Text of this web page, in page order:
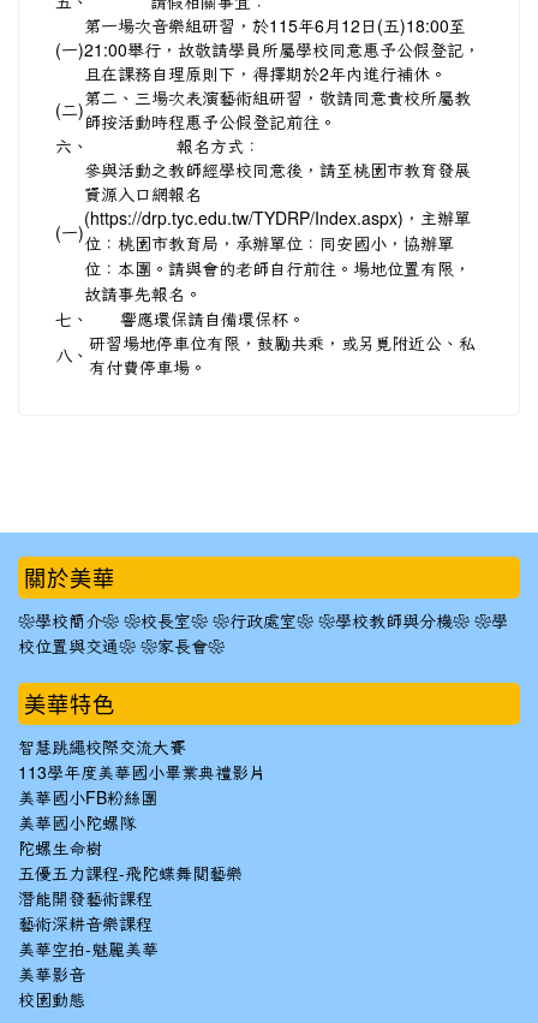
(一)
第一場次音樂組研習，於115年6月12日(五)18:00至
21:00舉行，故敬請學員所屬學校同意惠予公假登記，
且在課務自理原則下，得擇期於2年內進行補休。
(二)第二、三場次表演藝術組研習，敬請同意貴校所屬教
師按活動時程惠予公假登記前往。
六、
報名方式：
(一)
參與活動之教師經學校同意後，請至桃園市教育發展
資源入口網報名
( https://drp.tyc.edu.tw/TYDRP/Index.aspx)，主辦單
位：桃園市教育局，承辦單位：同安國小，協辦單
位：本團。請與會的老師自行前往。場地位置有限，
故請事先報名。
七、
響應環保請自備環保杯。
八、 研習場地停車位有限，鼓勵共乘，或另覓附近公、私
有付費停車場。
::: 關於美華
❀學校簡介❀ ❀校長室❀ ❀行政處室❀ ❀學校教師與分機❀ ❀學
校位置與交通❀ ❀家長會❀
美華特色
智慧跳繩校際交流大賽
113學年度美華國小畢業典禮影片
美華國小FB粉絲團
美華國小陀螺隊
陀螺生命樹
五優五力課程-飛陀蝶舞閱藝樂
潛能開發藝術課程
藝術深耕音樂課程
美華空拍-魅麗美華
美華影音
校園動態